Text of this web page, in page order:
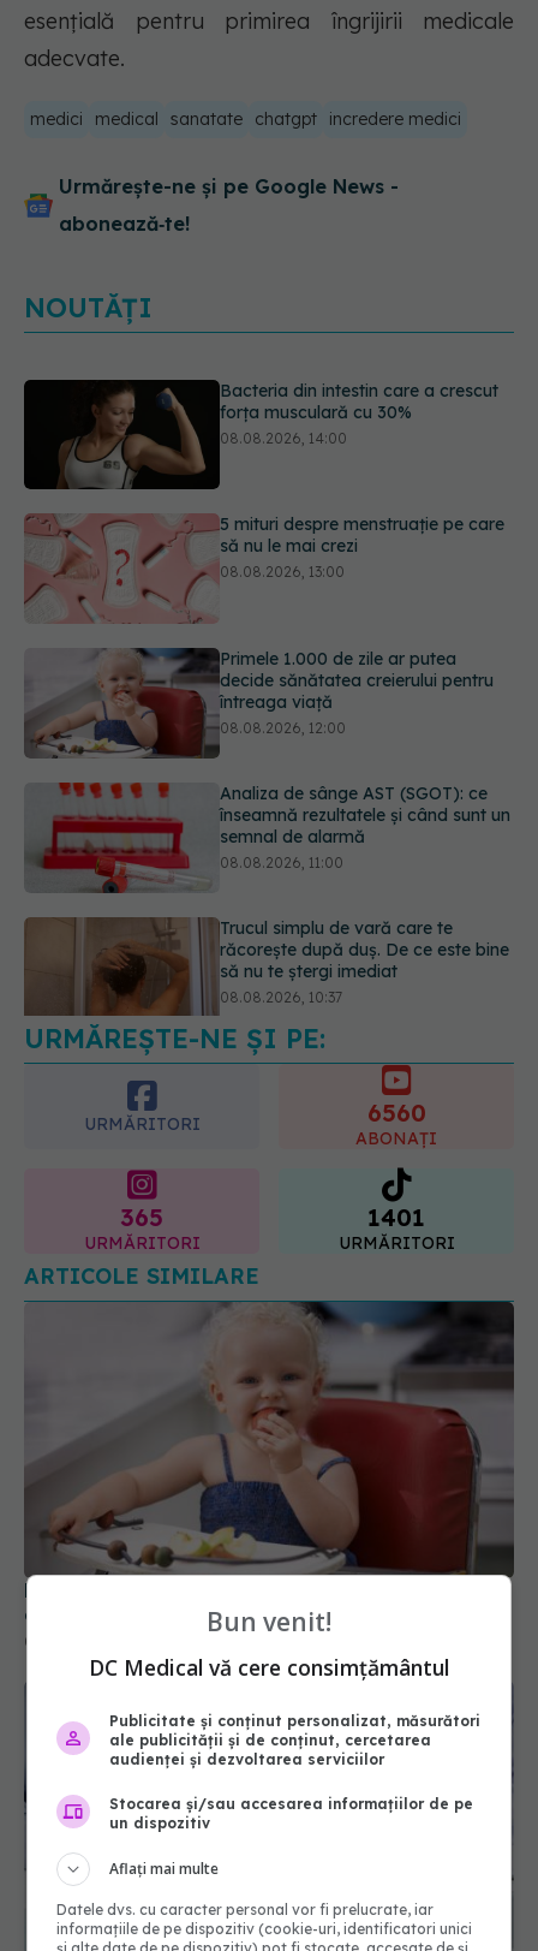
esențială pentru primirea îngrijirii medicale
adecvate.
medici medical sanatate chatgpt incredere medici
Urmărește-ne și pe Google News -
abonează‑te!
NOUTĂȚI
5 mituri despre menstruație pe care
să nu le mai crezi
08.08.2026, 13:00
Primele 1.000 de zile ar putea
decide sănătatea creierului pentru
întreaga viață
Analiza de sânge AST (SGOT): ce
înseamnă rezultatele și când sunt un
semnal de alarmă
08.08.2026, 11:00
Trucul simplu de vară care te
răcorește după duș. De ce este bine
să nu te ștergi imediat
08.08.2026, 10:37
Bacteria din intestin care a crescut
forța musculară cu 30%
08.08.2026, 14:00
URMĂREȘTE-NE ȘI PE:
URMĂRITORI 6560
ABONAȚI
365
URMĂRITORI
1401
URMĂRITORI
ARTICOLE SIMILARE
Primele 1.000 de zile ar putea decide sănătatea
creierului pentru întreaga viață
08 aug 2026, 12:00
Bun venit!
DC Medical vă cere consimțământul
Publicitate și conținut personalizat, măsurători
ale publicității și de conținut, cercetarea
audienței și dezvoltarea serviciilor
Stocarea și/sau accesarea informațiilor de pe
un dispozitiv
Aflați mai multe
Datele dvs. cu caracter personal vor fi prelucrate, iar
informațiile de pe dispozitiv (cookie-uri, identificatori unici